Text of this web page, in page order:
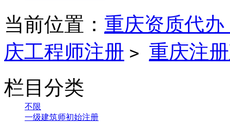
当前位置： 重庆资质代
庆工程师注册 > 重庆注
栏目分类
不限
一级建筑师初始注册